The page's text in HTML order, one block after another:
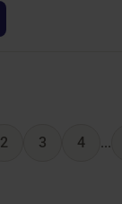
2 3 4 ...